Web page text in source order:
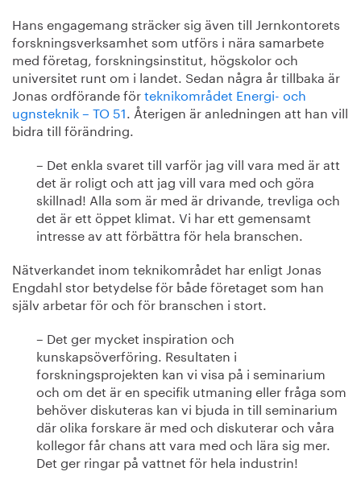
Hans engagemang sträcker sig även till Jernkontorets
forskningsverksamhet som utförs i nära samarbete
med företag, forskningsinstitut, högskolor och
universitet runt om i landet. Sedan några år tillbaka är
Jonas ordförande förteknikområdet Energi- och
ugnsteknik – TO 51. Återigen är anledningen att han vill
bidra till förändring.
– Det enkla svaret till varför jag vill vara med är att
det är roligt och att jag vill vara med och göra
skillnad! Alla som är med är drivande, trevliga och
det är ett öppet klimat. Vi har ett gemensamt
intresse av att förbättra för hela branschen.
Nätverkandet inom teknikområdet har enligt Jonas
Engdahl stor betydelse för både företaget som han
själv arbetar för och för branschen i stort.
– Det ger mycket inspiration och
kunskapsöverföring. Resultaten i
forskningsprojekten kan vi visa på i seminarium
och om det är en specifik utmaning eller fråga som
behöver diskuteras kan vi bjuda in till seminarium
där olika forskare är med och diskuterar och våra
kollegor får chans att vara med och lära sig mer.
Det ger ringar på vattnet för hela industrin!